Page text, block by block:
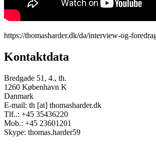
https://thomasharder.dk/da/interview-og-
Kontaktdata
Bredgade 51, 4., th.
1260 København K
Danmark
E-mail: th [at] thomasharder.dk
Tlf..: +45 35436220
Mob.: +45 23601201
Skype: thomas.harder59